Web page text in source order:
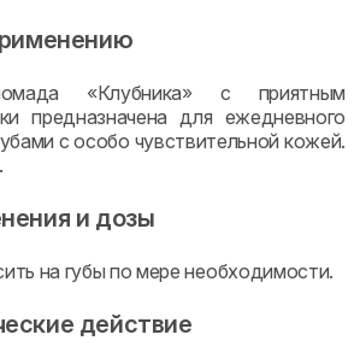
«Клубника» с приятным
предназначена для ежедневного
с особо чувствительной кожей.
и дозы
на губы по мере необходимости.
действие